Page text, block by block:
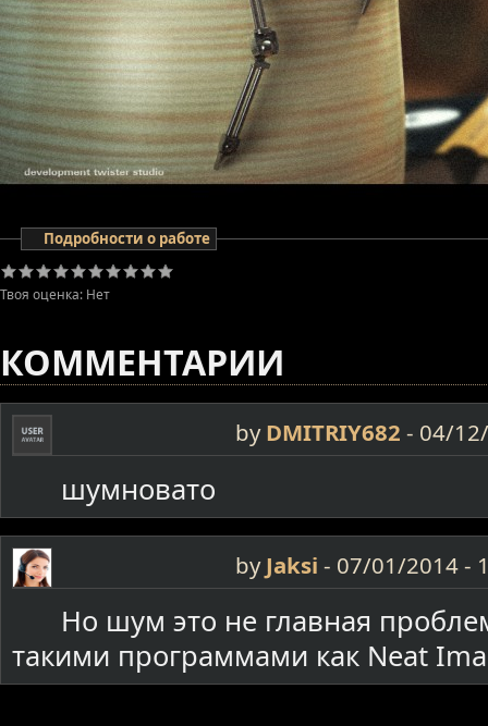
Подробности о работе
Твоя оценка: Нет
КОММЕНТАРИИ
byDMITRIY682 - 04/
шумновато
byJaksi - 07/01/2014 -
Но шум это не главная
такими программами как Neat